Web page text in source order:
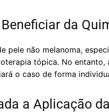
da
pele não melanoma,
tópica. No
o caso de forma
a Aplicação